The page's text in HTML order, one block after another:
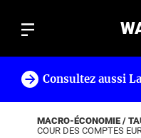
Consultez aussi
MACRO-ÉCONOMIE /
COUR DES COMPTES